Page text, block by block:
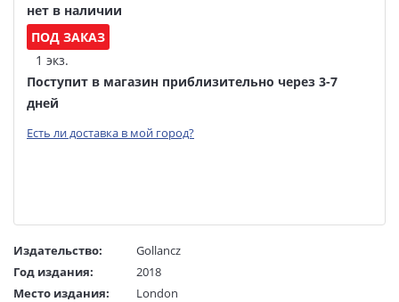
нет в наличии
ПОД ЗАКАЗ
1 экз.
Поступит в магазин приблизительно через 3-7
дней
Есть ли доставка в мой город?
Издательство:
Gollancz
Год издания:
2018
Место издания:
London